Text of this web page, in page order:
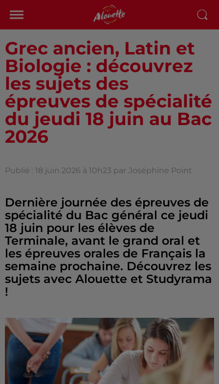
Grec ancien, Latin et
Biologie : découvrez
les sujets des
épreuves de spécialité
du jeudi 18 juin au Bac
2026
Publié : 18 juin 2026 à 10h23 par Joséphine Point
Dernière journée des épreuves de
spécialité du Bac général ce jeudi
18 juin pour les élèves de
Terminale, avant le grand oral et
les épreuves orales de Français la
semaine prochaine. Découvrez les
sujets avec Alouette et Studyrama
!